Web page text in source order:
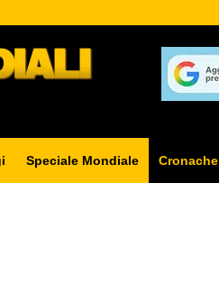
Speciale Mondiale Cronache